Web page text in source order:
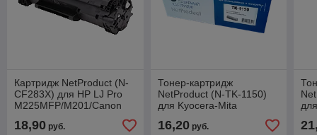
Картридж NetProduct (N-
CF283X) для HP LJ Pro
M225MFP/M201/Canon
18,90 руб.
Тонер-картридж
NetProduct (N-TK-1150)
для Kyocera-Mita
3K, с чипом
16,20руб.